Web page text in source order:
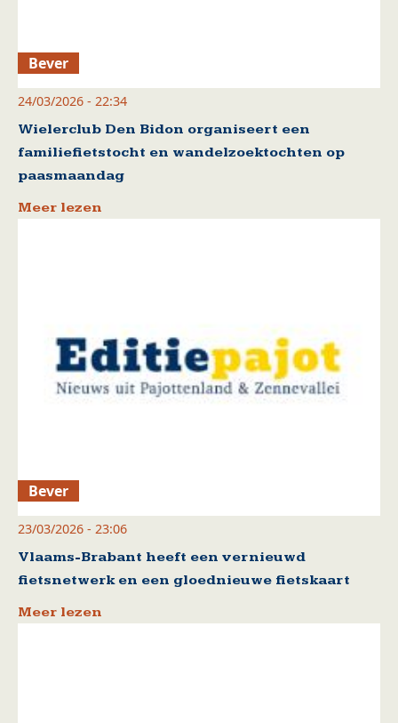
Bever
24/03/2026 - 22:34
Wielerclub Den Bidon organiseert een
familiefietstocht en wandelzoektochten op
paasmaandag
Meer lezen
Bever
23/03/2026 - 23:06
Vlaams-Brabant heeft een vernieuwd
fietsnetwerk en een gloednieuwe fietskaart
Meer lezen